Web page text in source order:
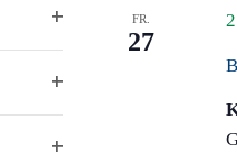
FR.
27